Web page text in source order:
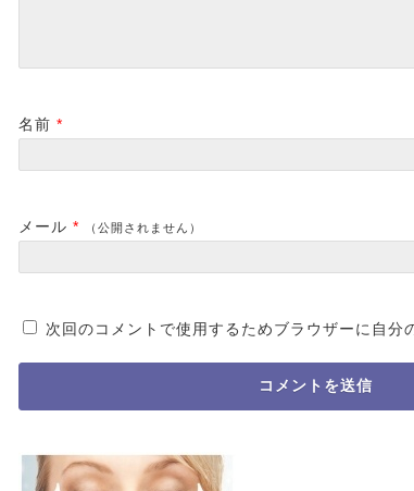
名前 *
メール * （公開されません）
次回のコメントで使用するためブラウザーに自分